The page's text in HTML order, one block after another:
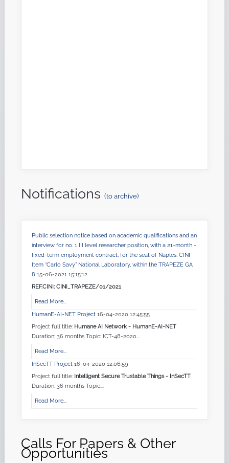
Notifications (to archive)
Public selection notice based on academic qualifications and an
interview for no. 1 III level researcher position, with a 21-month -
fixed-term employment contract, for the seat of Naples, CINI
Item “Carlo Savy” National Laboratory, within the TRAPEZE GA
8 15-06-2021 15:15:12
REF.CINI: CINI_TRAPEZE/01/2021
Read More...
HumanE-AI-NET Project 16-04-2020 12:45:55
Project full title: Humane AI Network - HumanE-AI-NET
Duration: 36 months Topic: ICT-48-2020...
Read More...
InSecTT Project 16-04-2020 12:06:59
Project full title: Intelligent Secure Trustable Things - InSecTT
Duration: 36 months Topic:...
Read More...
Calls For Papers & Other
Opportunities